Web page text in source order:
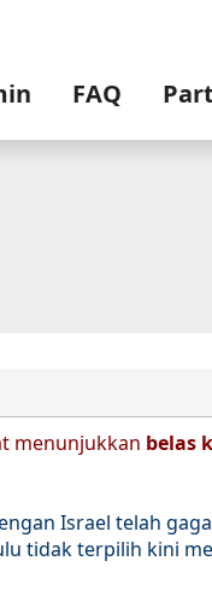
FAQ
menunjukkan belas
Israel telah
tidak terpilih kini